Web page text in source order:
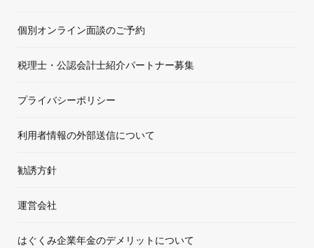
個別オンライン面談のご予約
税理士・公認会計士紹介パートナー募集
プライバシーポリシー
利用者情報の外部送信について
勧誘方針
運営会社
はぐくみ企業年金のデメリットについて